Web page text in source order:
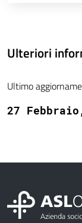
Ulteriori
Ultimo
27